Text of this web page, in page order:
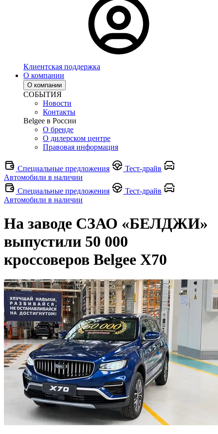
Клиентская поддержка
О компании
О компании
СОБЫТИЯ
Новости
Контакты
Belgee в России
О бренде
О дилерском центре
Правовая информация
Специальные предложения
Тест-драйв
Автомобили в наличии
Специальные предложения
Тест-драйв
Автомобили в наличии
На заводе СЗАО «БЕЛДЖИ»
выпустили 50 000
кроссоверов Belgee X70